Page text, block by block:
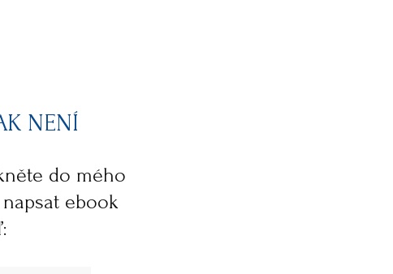
NENÍ
do mého
ebook